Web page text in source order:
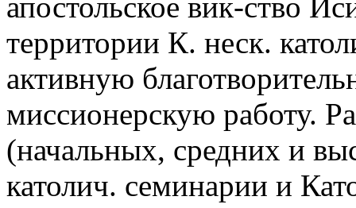
территории К. неск.
активную
миссионерскую работу.
(начальных, средних и
католич. семинарии и